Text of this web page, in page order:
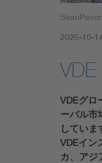
2025-10-
VDEグロ
ーバル市
していま
VDEイン
カ、アジ